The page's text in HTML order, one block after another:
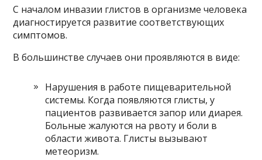
С началом инвазии глистов в организме человека
диагностируется развитие соответствующих
симптомов.
В большинстве случаев они проявляются в виде:
Нарушения в работе пищеварительной
системы. Когда появляются глисты, у
пациентов развивается запор или диарея.
Больные жалуются на рвоту и боли в
области живота. Глисты вызывают
метеоризм.